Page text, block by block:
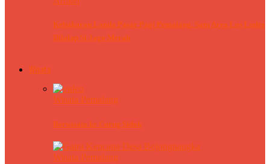
Kebakaran Landa Pasar Pagi Pemalang, Satu Area Los Ludes
Dilalap Si Jago Merah
Wisata
Wisata Pemalang
Berwisata ke Curug Sidok
Wisata Pemalang